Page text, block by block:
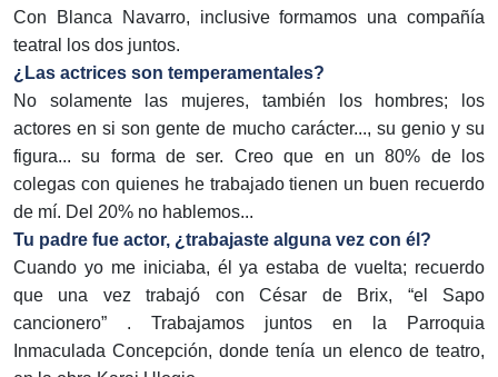
Con Blanca Navarro, inclusive formamos una compañía
teatral los dos juntos.
¿Las actrices son temperamentales?
No solamente las mujeres, también los hombres; los
actores en si son gente de mucho carácter..., su genio y su
figura... su forma de ser. Creo que en un 80% de los
colegas con quienes he trabajado tienen un buen recuerdo
de mí. Del 20% no hablemos...
Tu padre fue actor, ¿trabajaste alguna vez con él?
Cuando yo me iniciaba, él ya estaba de vuelta; recuerdo
que una vez trabajó con César de Brix, “el Sapo
cancionero” . Trabajamos juntos en la Parroquia
Inmaculada Concepción, donde tenía un elenco de teatro,